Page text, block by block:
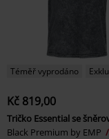
Téměř vyprodáno
Kč 819,00
Tričko Essential se
Black Premium by EMP